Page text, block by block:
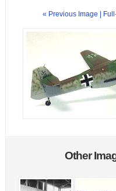
« Previous Image |
Other